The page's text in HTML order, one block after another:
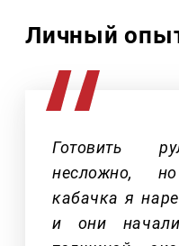
Личный
Готовить
несложно,
кабачка я
и они